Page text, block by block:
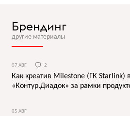
Брендинг
другие материалы
07 АВГ 2
Как креатив Milestone (ГК Starlink)
«Контур.Диадок» за рамки
05 АВГ